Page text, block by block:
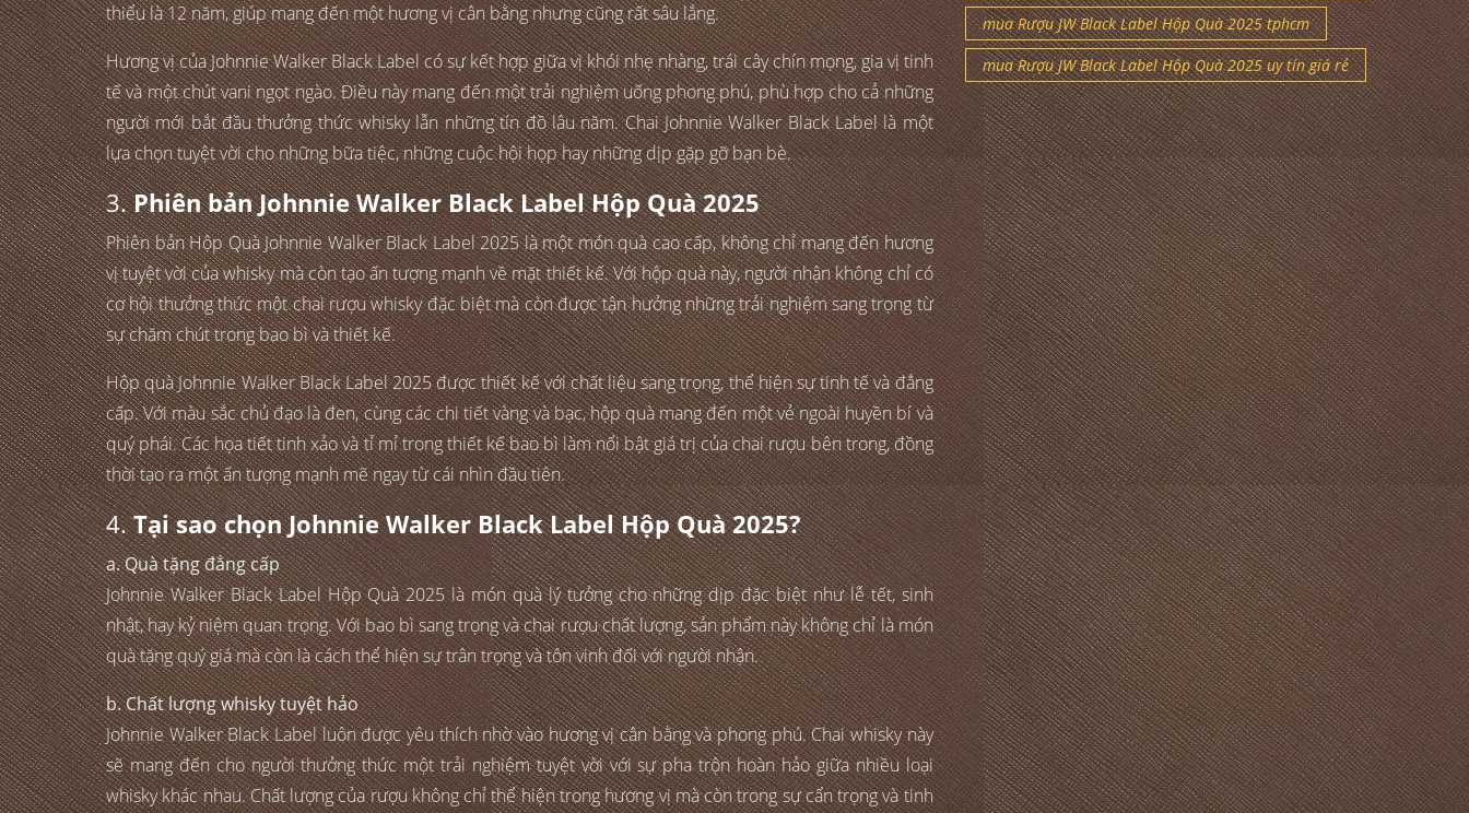
thiểu là 12 năm, giúp mang đến một hương vị cân bằng nhưng cũng rất sâu lắng.
Hương vị của Johnnie Walker Black Label có sự kết hợp giữa vị khói nhẹ nhàng, trái cây chín mọng, gia vị tinh
tế và một chút vani ngọt ngào. Điều này mang đến một trải nghiệm uống phong phú, phù hợp cho cả những
người mới bắt đầu thưởng thức whisky lẫn những tín đồ lâu năm. Chai Johnnie Walker Black Label là một
lựa chọn tuyệt vời cho những bữa tiệc, những cuộc hội họp hay những dịp gặp gỡ bạn bè.
3.Phiên bản Johnnie Walker Black Label Hộp Quà 2025
Phiên bản Hộp Quà Johnnie Walker Black Label 2025 là một món quà cao cấp, không chỉ mang đến hương
vị tuyệt vời của whisky mà còn tạo ấn tượng mạnh về mặt thiết kế. Với hộp quà này, người nhận không chỉ có
cơ hội thưởng thức một chai rượu whisky đặc biệt mà còn được tận hưởng những trải nghiệm sang trọng từ
sự chăm chút trong bao bì và thiết kế.
Hộp quà Johnnie Walker Black Label 2025 được thiết kế với chất liệu sang trọng, thể hiện sự tinh tế và đẳng
cấp. Với màu sắc chủ đạo là đen, cùng các chi tiết vàng và bạc, hộp quà mang đến một vẻ ngoài huyền bí và
quý phái. Các họa tiết tinh xảo và tỉ mỉ trong thiết kế bao bì làm nổi bật giá trị của chai rượu bên trong, đồng
thời tạo ra một ấn tượng mạnh mẽ ngay từ cái nhìn đầu tiên.
4.Tại sao chọn Johnnie Walker Black Label Hộp Quà 2025?
a. Quà tặng đẳng cấp
Johnnie Walker Black Label Hộp Quà 2025 là món quà lý tưởng cho những dịp đặc biệt như lễ tết, sinh
nhật, hay kỷ niệm quan trọng. Với bao bì sang trọng và chai rượu chất lượng, sản phẩm này không chỉ là món
quà tặng quý giá mà còn là cách thể hiện sự trân trọng và tôn vinh đối với người nhận.
b. Chất lượng whisky tuyệt hảo
Johnnie Walker Black Label luôn được yêu thích nhờ vào hương vị cân bằng và phong phú. Chai whisky này
sẽ mang đến cho người thưởng thức một trải nghiệm tuyệt vời với sự pha trộn hoàn hảo giữa nhiều loại
whisky khác nhau. Chất lượng của rượu không chỉ thể hiện trong hương vị mà còn trong sự cẩn trọng và tinh
mua Rượu JW Black Label Hộp Quà 2025 tphcm
mua Rượu JW Black Label Hộp Quà 2025 uy tín giá rẻ